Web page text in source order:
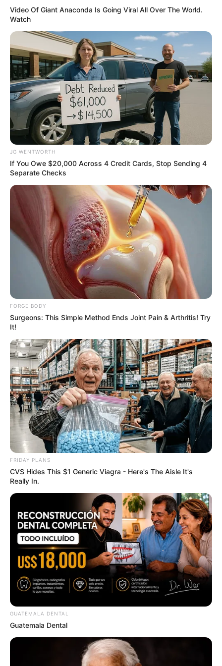
Why this ordinary drink is the secret to feeling your
best every day
Why everything you thought you knew about water
might be wrong
CTA LOVE
2025’s Most Impactful Celebrity Farewells
BRAINBERRIES
Gina Carano Finally Admits What Some Suspected
All Along
BRAINBERRIES
These Wedding Dance Moves Broke The Internet
Video Of Giant Anaconda Is Going Viral All Over The World.
Watch
JG WENTWORTH
If You Owe $20,000 Across 4 Credit Cards, Stop Sending 4
Separate Checks
FORGE BODY
Surgeons: This Simple Method Ends Joint Pain & Arthritis! Try
It!
FRIDAY PLANS
CVS Hides This $1 Generic Viagra - Here's The Aisle It's
Really In.
GUATEMALA DENTAL
Guatemala Dental